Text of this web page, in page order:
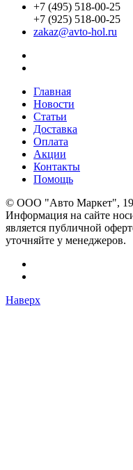
+7 (495) 518-00-25
+7 (925) 518-00-25
zakaz@avto-hol.ru
Главная
Новости
Статьи
Доставка
Оплата
Акции
Контакты
Помощь
© OOO "Авто Маркет",
Информация на сайте
является публичной
уточняйте у менеджеров.
Наверх